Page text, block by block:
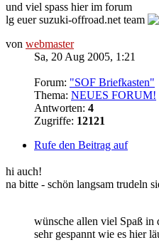
und viel spass hier im forum
lg euer suzuki-offroad.net team
von webmaster
Sa, 20 Aug 2005, 1:21
Forum: "SOF Briefkasten"
Thema: NEUES FORUM!
Antworten: 4
Zugriffe: 12121
Rufe den Beitrag auf
hi auch!
na bitte - schön langsam trudeln
wünsche allen viel Spaß in
sehr gespannt wie es hier